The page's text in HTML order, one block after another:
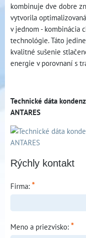
kombinuje dve dobre
vytvorila
v jednom - kombinácia
technológie. Táto
kvalitné sušenie
energie v porovnaní s
Technické dáta
ANTARES
Rýchly kontakt
Firma: *
Meno a priezvisko: *